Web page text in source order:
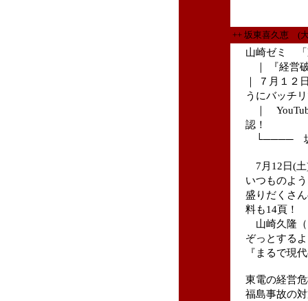
++ 坂東喜久恵 (
山崎ゼミ 「
｜ 『経営
｜ ７月１
うにバッチ
｜
認！
└──── 坂
7月12日(土
いつものよ
盛りだくさ
料も14頁！
山崎久隆（
ぞっとする
『まるで現
東電の経営
福島事故の